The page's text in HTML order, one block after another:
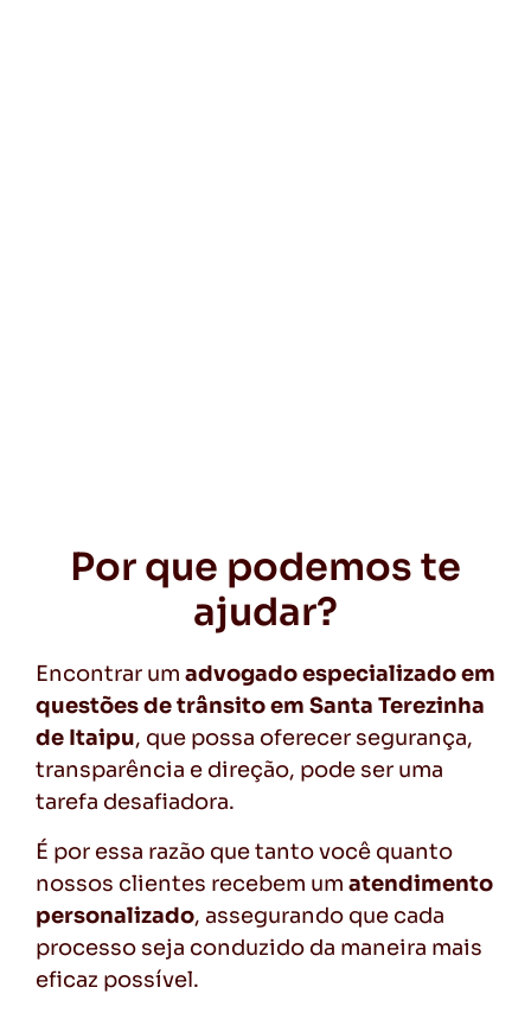
Por que podemos te
ajudar?
Encontrar um advogado especializado em
questões de trânsito em Santa Terezinha
de Itaipu, que possa oferecer segurança,
transparência e direção, pode ser uma
tarefa desafiadora.
É por essa razão que tanto você quanto
nossos clientes recebem um atendimento
personalizado, assegurando que cada
processo seja conduzido da maneira mais
eficaz possível.